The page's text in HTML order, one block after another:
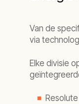
Van de
via
Elke divisie